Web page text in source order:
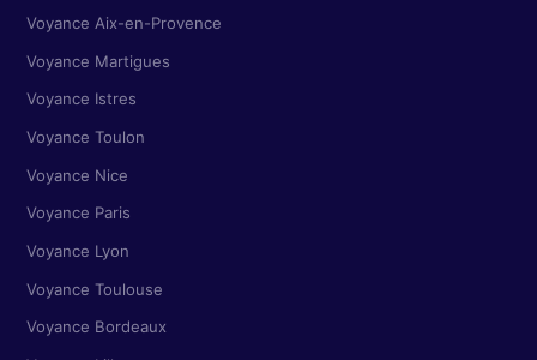
Voyance Aix-en-Provence
Voyance Martigues
Voyance Istres
Voyance Toulon
Voyance Nice
Voyance Paris
Voyance Lyon
Voyance Toulouse
Voyance Bordeaux